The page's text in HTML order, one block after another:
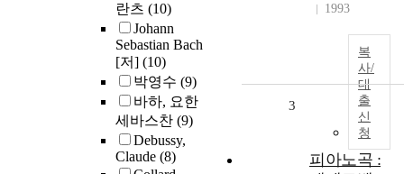
란츠 (10)
Johann
Sebastian Bach
[저] (10)
박영수 (9)
바하, 요한
세바스찬 (9)
Debussy,
Claude (8)
1993
복
사/
대
출
신
청
3
피아노곡 :